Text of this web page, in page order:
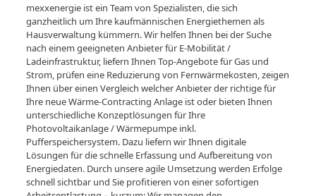
mexxenergie ist ein Team von Spezialisten, die sich
ganzheitlich um Ihre kaufmännischen Energiethemen als
Hausverwaltung kümmern. Wir helfen Ihnen bei der Suche
nach einem geeigneten Anbieter für E-Mobilität /
Ladeinfrastruktur, liefern Ihnen Top-Angebote für Gas und
Strom, prüfen eine Reduzierung von Fernwärmekosten, zeigen
Ihnen über einen Vergleich welcher Anbieter der richtige für
Ihre neue Wärme-Contracting Anlage ist oder bieten Ihnen
unterschiedliche Konzeptlösungen für Ihre
Photovoltaikanlage / Wärmepumpe inkl.
Pufferspeichersystem. Dazu liefern wir Ihnen digitale
Lösungen für die schnelle Erfassung und Aufbereitung von
Energiedaten. Durch unsere agile Umsetzung werden Erfolge
schnell sichtbar und Sie profitieren von einer sofortigen